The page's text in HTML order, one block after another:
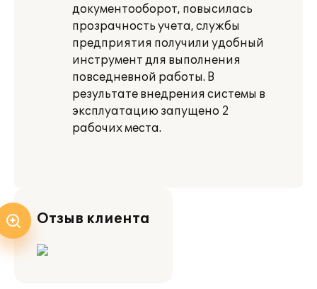
документооборот, повысилась
прозрачность учета, службы
предприятия получили удобный
инструмент для выполнения
повседневной работы. В
результате внедрения системы в
эксплуатацию запущено 2
рабочих места.
Отзыв клиента